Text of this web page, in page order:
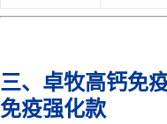
三、卓牧高钙免
免疫强化款